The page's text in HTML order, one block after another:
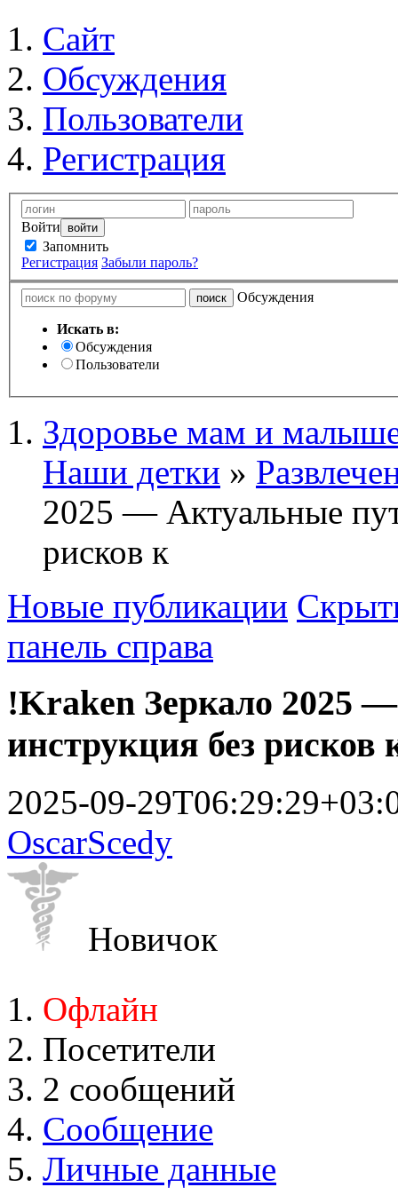
Сайт
Обсуждения
Пользователи
Регистрация
Войти
Запомнить
Регистрация Забыли пароль?
Обсуждения
Искать в:
Обсуждения
Пользователи
Здоровье мам и
Наши детки »
2025 — Актуальные
рисков к
Новые публикации
панель справа
!Kraken Зеркало 2025
инструкция без рисков
2025-09-
OscarScedy
Новичок
Офлайн
Посетители
2 сообщений
Сообщение
Личные данные